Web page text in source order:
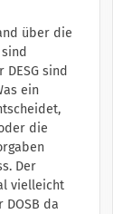
über die
sind
ein
die
Der
vielleicht
da